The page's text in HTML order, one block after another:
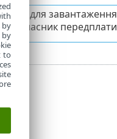
для
власник
by
by
to